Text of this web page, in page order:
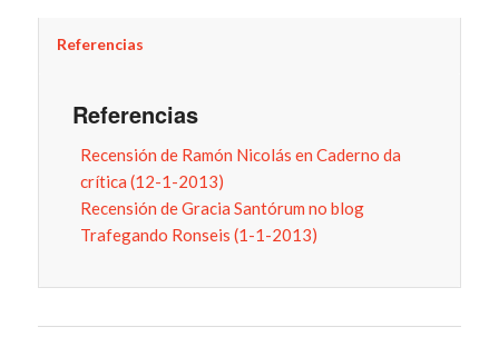
Referencias
Referencias
Recensión de Ramón Nicolás en Caderno da
crítica (12-1-2013)
Recensión de Gracia Santórum no blog
Trafegando Ronseis (1-1-2013)